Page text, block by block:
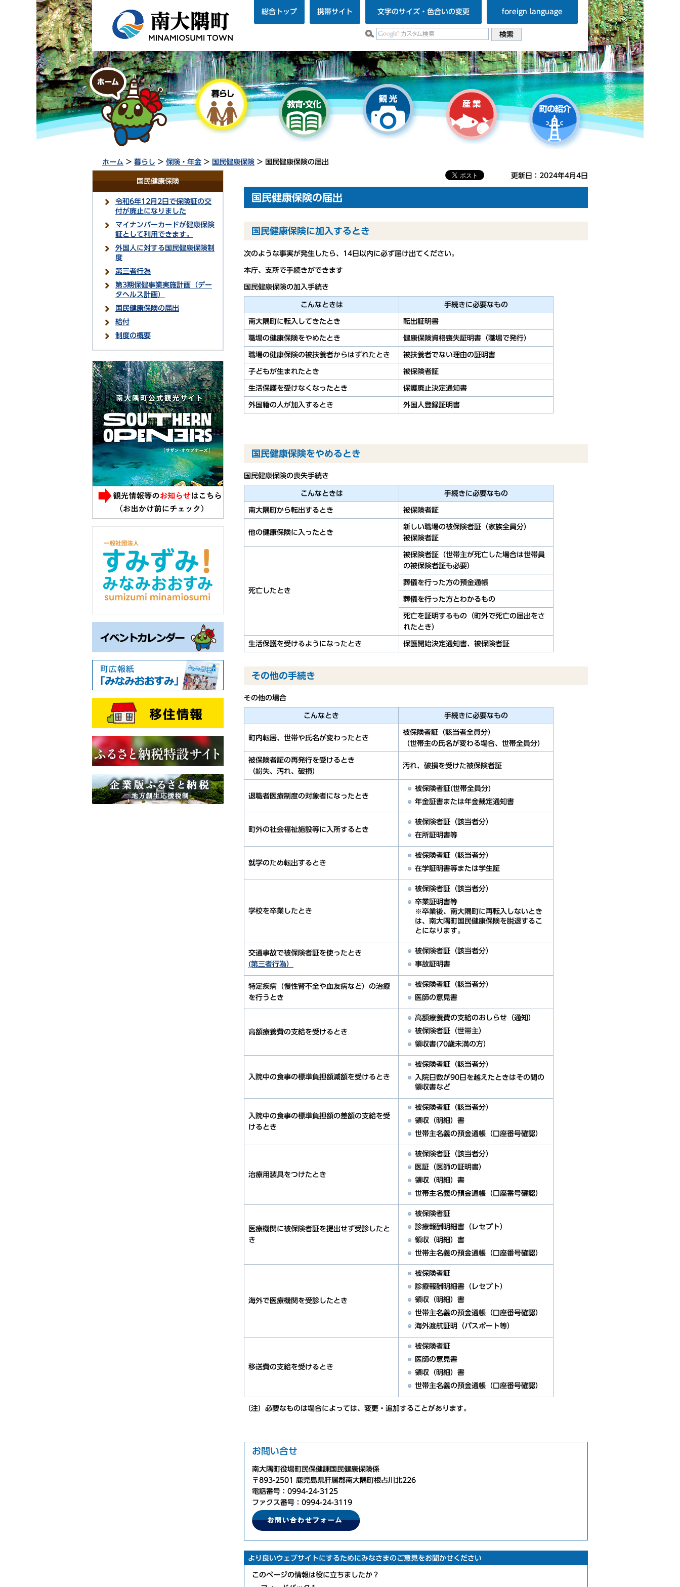
総合トップ 携帯サイト 文字のサイズ・色合いの変更 foreign language
ホーム > 暮らし > 保険・年金 > 国民健康保険 > 国民健康保険の届出
国民健康保険
令和6年12月2日で保険証の交
付が廃止になりました
マイナンバーカードが健康保険
証として利用できます。
外国人に対する国民健康保険制
度
第三者行為
第3期保健事業実施計画（デー
タヘルス計画）
国民健康保険の届出
給付
制度の概要
更新日：2024年4月4日
国民健康保険の届出
国民健康保険に加入するとき
次のような事実が発生したら、14 日以内に必ず届け出てください。
本庁、支所で手続きができます
国民健康保険の加入手続き
こんなときは 手続きに必要なもの
南大隅町に転入してきたとき 転出証明書
職場の健康保険をやめたとき 健康保険資格喪失証明書（職場で発行）
職場の健康保険の被扶養者からはずれたとき 被扶養者でない理由の証明書
子どもが生まれたとき 被保険者証
生活保護を受けなくなったとき 保護廃止決定通知書
外国籍の人が加入するとき 外国人登録証明書
国民健康保険をやめるとき
国民健康保険の喪失手続き
こんなときは 手続きに必要なもの
南大隅町から転出するとき 被保険者証
他の健康保険に入ったとき
新しい職場の被保険者証（家族全員分）
被保険者証
死亡したとき
被保険者証（世帯主が死亡した場合は世帯員
の被保険者証も必要）
葬儀を行った方の預金通帳
葬儀を行った方とわかるもの
死亡を証明するもの（町外で死亡の届出をさ
れたとき）
生活保護を受けるようになったとき 保護開始決定通知書、被保険者証
その他の手続き
その他の場合
こんなとき 手続きに必要なもの
町内転居、世帯や氏名が変わったとき
被保険者証（該当者全員分）
（世帯主の氏名が変わる場合、世帯全員分）
被保険者証の再発行を受けるとき
（紛失、汚れ、破損）
汚れ、破損を受けた被保険者証
退職者医療制度の対象者になったとき
被保険者証(世帯全員分)
年金証書または年金裁定通知書
町外の社会福祉施設等に入所するとき
被保険者証（該当者分）
在所証明書等
就学のため転出するとき
被保険者証（該当者分）
在学証明書等または学生証
学校を卒業したとき
被保険者証（該当者分）
卒業証明書等
※卒業後、南大隅町に再転入しないとき
は、南大隅町国民健康保険を脱退するこ
とになります。
交通事故で被保険者証を使ったとき
(第三者行為）
被保険者証（該当者分）
事故証明書
特定疾病（慢性腎不全や血友病など）の治療
を行うとき
被保険者証（該当者分）
医師の意見書
高額療養費の支給を受けるとき
高額療養費の支給のおしらせ（通知）
被保険者証（世帯主）
領収書(70歳未満の方）
入院中の食事の標準負担額減額を受けるとき
被保険者証（該当者分）
入院日数が90日を越えたときはその間の
領収書など
入院中の食事の標準負担額の差額の支給を受
けるとき
被保険者証（該当者分）
領収（明細）書
世帯主名義の預金通帳（口座番号確認）
治療用装具をつけたとき
被保険者証（該当者分）
医証（医師の証明書）
領収（明細）書
世帯主名義の預金通帳（口座番号確認）
医療機関に被保険者証を提出せず受診したと
き
被保険者証
診療報酬明細書（レセプト）
領収（明細）書
世帯主名義の預金通帳（口座番号確認）
海外で医療機関を受診したとき
被保険者証
診療報酬明細書（レセプト）
領収（明細）書
世帯主名義の預金通帳（口座番号確認）
海外渡航証明（パスポート等）
移送費の支給を受けるとき
被保険者証
医師の意見書
領収（明細）書
世帯主名義の預金通帳（口座番号確認）
（注）必要なものは場合によっては、変更・追加することがあります。
お問い合せ
南大隅町役場町民保健課国民健康保険係
〒893-2501 鹿児島県肝属郡南大隅町根占川北226
電話番号：0994-24-3125
ファクス番号：0994-24-3119
より良いウェブサイトにするためにみなさまのご意見をお聞かせください
このページの情報は役に立ちましたか？